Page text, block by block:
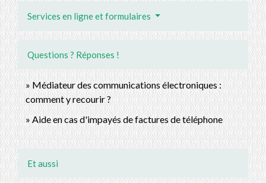
Services en ligne et formulaires
Questions ? Réponses !
Médiateur des communications électroniques :
comment y recourir ?
Aide en cas d'impayés de factures de téléphone
Et aussi